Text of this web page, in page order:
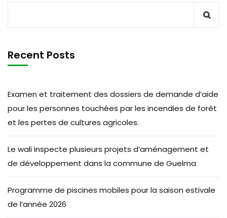
Recent Posts
Examen et traitement des dossiers de demande d’aide
pour les personnes touchées par les incendies de forêt
et les pertes de cultures agricoles.
Le wali inspecte plusieurs projets d’aménagement et
de développement dans la commune de Guelma
Programme de piscines mobiles pour la saison estivale
de l’année 2026